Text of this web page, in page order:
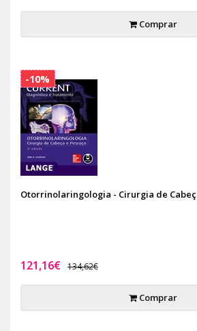
Comprar
Otorrinolaringologia - Cirurgia de
121,16€ 134,62€
Comprar
-10%